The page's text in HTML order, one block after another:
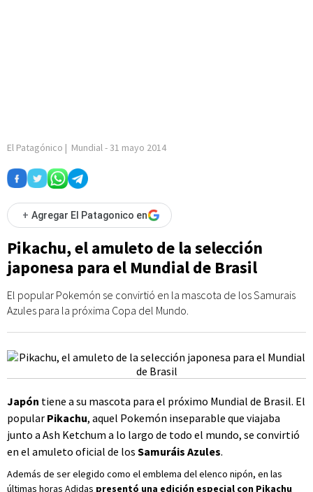
El Patagónico | Mundial-31 mayo 2014
+ Agregar El Patagonico en
Pikachu, el amuleto de la selección
japonesa para el Mundial de Brasil
El popular Pokemón se convirtió en la mascota de los Samurais
Azules para la próxima Copa del Mundo.
Japón tiene a su mascota para el próximo Mundial de Brasil. El
popular Pikachu, aquel Pokemón inseparable que viajaba
junto a Ash Ketchum a lo largo de todo el mundo, se convirtió
en el amuleto oficial de los Samuráis Azules.
Además de ser elegido como el emblema del elenco nipón, en las
últimas horas Adidas presentó una edición especial con Pikachu